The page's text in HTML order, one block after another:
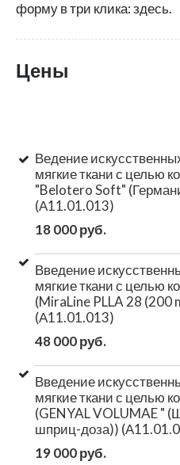
форму в три клика: здесь.
Цены
Ведение
мягкие ткани с целью
"Belotero Soft"
(А11.01.013)
18 000 руб.
Введение
мягкие ткани с целью
(MiraLine PLLA 28
(А11.01.013)
48 000 руб.
Введение
мягкие ткани с целью
(GENYAL VOLUMAE "
шприц-доза))
19 000 руб.